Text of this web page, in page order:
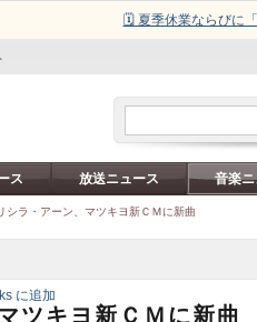
🗓️ 夏季休業ならびに
ス 放送ニュース 音楽
シラ・アーン、マツキヨ新ＣＭに新曲
ツキヨ新ＣＭに新曲